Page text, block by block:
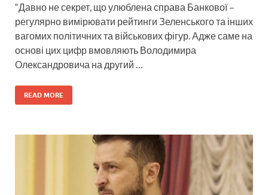
“Давно не секрет, що улюблена справа Банкової –
регулярно вимірювати рейтинги Зеленського та інших
вагомих політичних та військових фігур. Адже саме на
основі цих цифр вмовляють Володимира
Олександровича на другий …
READ MORE